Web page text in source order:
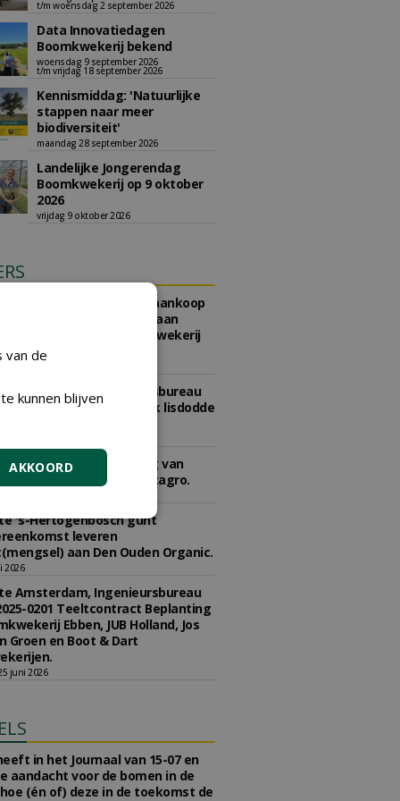
t/m woensdag 2 september 2026
Data Innovatiedagen
Boomkwekerij bekend
woensdag 9 september 2026
t/m vrijdag 18 september 2026
Kennismiddag: 'Natuurlijke
stappen naar meer
biodiversiteit'
maandag 28 september 2026
Landelijke Jongerendag
Boomkwekerij op 9 oktober
2026
vrijdag 9 oktober 2026
Geertruidenberg gunt aankoop
bomen en planten aan
waaronder Boomkwekerij
Amsterdam, Ingenieursbureau
0290 concessie kweek lisdodde
Den Haag gunt levering van
en meststoffen aan Vitagro.
's-Hertogenbosch gunt
leveren
aan Den Ouden Organic.
2026
Amsterdam, Ingenieursbureau
0201 Teeltcontract Beplanting
Ebben, JUB Holland, Jos
Groen en Boot & Dart
juni 2026
in het Journaal van 15-07 en
aandacht voor de bomen in de
(én of) deze in de toekomst de
van de
kunnen blijven
AKKOORD